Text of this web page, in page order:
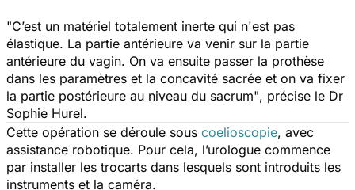
"C’est un matériel totalement inerte qui n'est pas
élastique. La partie antérieure va venir sur la partie
antérieure du vagin. On va ensuite passer la prothèse
dans les paramètres et la concavité sacrée et on va fixer
la partie postérieure au niveau du sacrum", précise le Dr
Sophie Hurel.
Cette opération se déroule sous coelioscopie, avec
assistance robotique. Pour cela, l’urologue commence
par installer les trocarts dans lesquels sont introduits les
instruments et la caméra.